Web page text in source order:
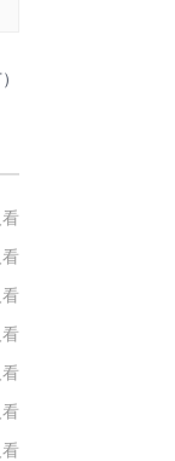
看
看
看
看
看
看
看